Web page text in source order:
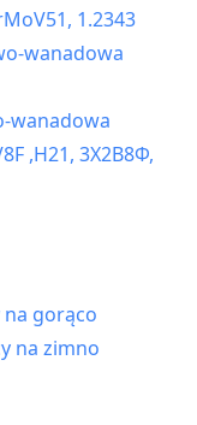
1.2343
wanadowa
wanadowa
,H21, 3Х2В8Ф,
gorąco
na zimno